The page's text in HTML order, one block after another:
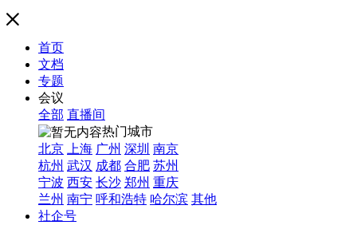
首页
文档
专题
会议
全部 直播间
热门城市
北京
上海 广州 深圳 南京
杭州 武汉 成都 合肥 苏州
宁波 西安 长沙 郑州 重庆
兰州 南宁 呼和浩特 哈尔滨 其他
社企号